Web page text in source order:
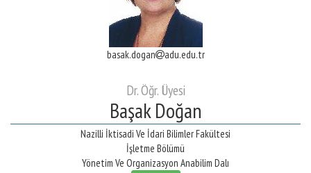
basak.dogan adu.edu.tr
Dr. Öğr. Üyesi
Başak Doğan
Nazilli İktisadi Ve İdari Bilimler Fakültesi
İşletme Bölümü
Yönetim Ve Organizasyon Anabilim Dalı